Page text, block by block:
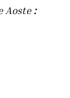
Aoste: